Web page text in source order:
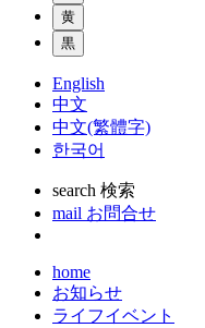
黄
黒
English
中文
中文(繁體字)
한국어
search 検索
mail お問合せ
home
お知らせ
ライフイベント